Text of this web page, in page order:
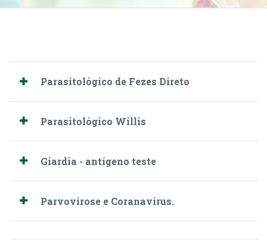
Parasitológico de Fezes Direto
Parasitológico Willis
Giardia - antígeno teste
Parvovirose e Coranavirus.